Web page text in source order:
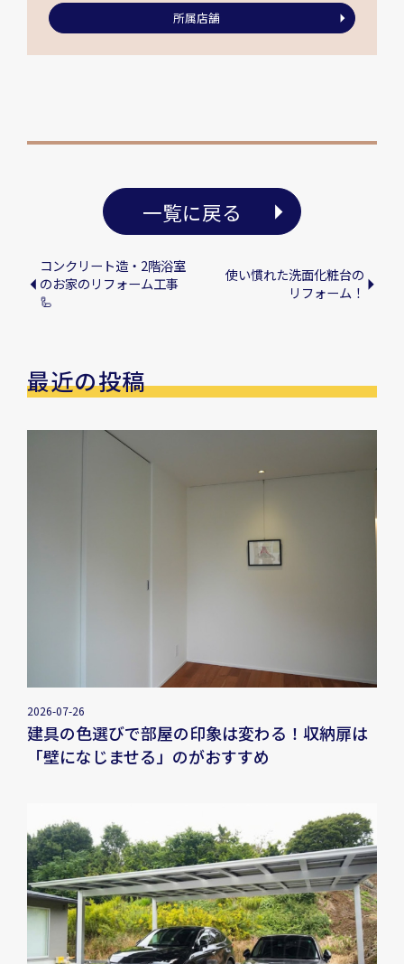
所属店舗
一覧に戻る
コンクリート造・2階浴室
のお家のリフォーム工事
🦾
使い慣れた洗面化粧台の
リフォーム！
最近の投稿
2026-07-26
建具の色選びで部屋の印象は変わる！収納扉は
「壁になじませる」のがおすすめ